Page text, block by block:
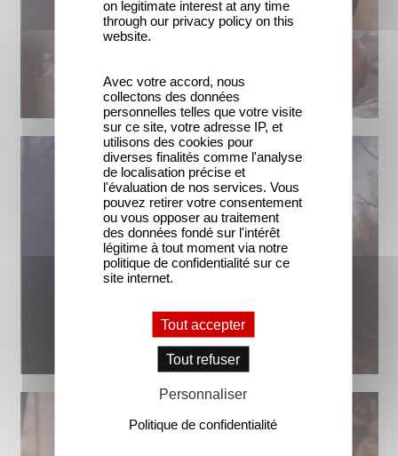
on legitimate interest at any time
through our privacy policy on this
website.
Avec votre accord, nous
collectons des données
personnelles telles que votre visite
sur ce site, votre adresse IP, et
utilisons des cookies pour
diverses finalités comme l'analyse
de localisation précise et
l'évaluation de nos services. Vous
pouvez retirer votre consentement
ou vous opposer au traitement
des données fondé sur l'intérêt
légitime à tout moment via notre
politique de confidentialité sur ce
site internet.
Tout accepter
Tout refuser
Personnaliser
Politique de confidentialité